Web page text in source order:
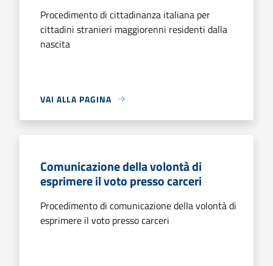
Procedimento di cittadinanza italiana per
cittadini stranieri maggiorenni residenti dalla
nascita
VAI ALLA PAGINA
Comunicazione della volontà di
esprimere il voto presso carceri
Procedimento di comunicazione della volontà di
esprimere il voto presso carceri